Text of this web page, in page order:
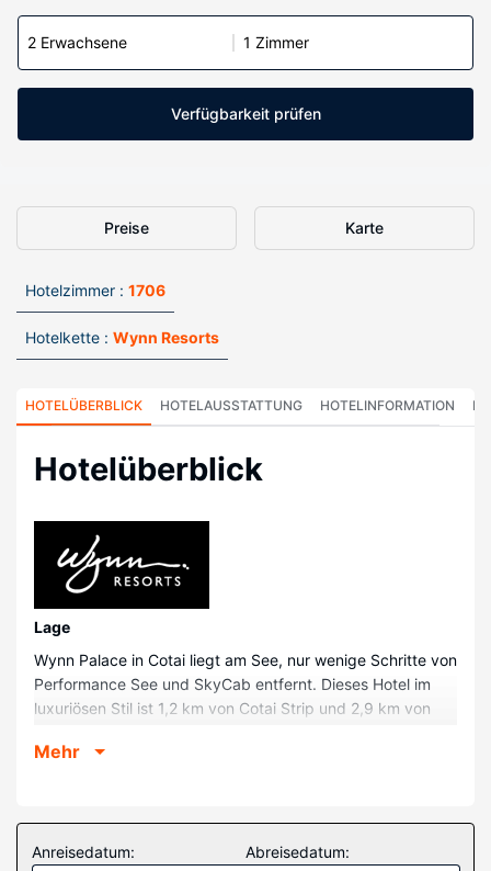
2 Erwachsene 1 Zimmer
Verfügbarkeit prüfen
Preise Karte
Hotelzimmer : 1706
Hotelkette : Wynn Resorts
HOTELÜBERBLICK HOTELAUSSTATTUNG HOTELINFORMATION
Hotelüberblick
Lage
Wynn Palace in Cotai liegt am See, nur wenige Schritte von
Performance See und SkyCab entfernt. Dieses Hotel im
luxuriösen Stil ist 1,2 km von Cotai Strip und 2,9 km von
Zimmer
Minibar wie zu Hause. Ein WLAN-Internetzugang
(kostenlos) steht zur Verfügung. Die Badezimmer bieten
Mehr
Anreisedatum: Abreisedatum: